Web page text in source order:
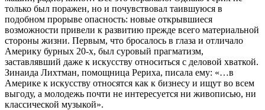
только был поражен, но и почувствовал таившуюся в
подобном прорыве опасность: новые открывшиеся
возможности привели к развитию прежде всего материальной
стороны жизни. Первым, что бросалось в глаза и отличало
Америку бурных 20-х, был суровый прагматизм,
заставлявший даже к искусству относиться с деловой хваткой.
Зинаида Лихтман, помощница Рериха, писала ему: «…в
Америке к искусству относятся как к бизнесу и ищут во всем
выгоду, а молодежь почти не интересуется ни живописью, ни
классической музыкой».